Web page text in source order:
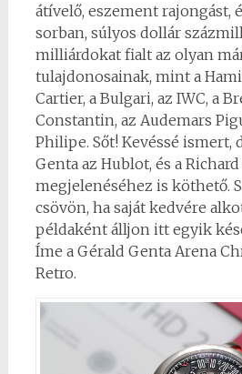
átívelő, eszement rajongást,
sorban, súlyos dollár
milliárdokat fialt az olyan
tulajdonosainak, mint a
Cartier, a Bulgari, az IWC, a
Constantin, az Audemars
Philipe. Sőt! Kevéssé ismert,
Genta az Hublot, és a
megjelenéséhez is köthető.
csövön, ha saját kedvére
példaként álljon itt egyik
Íme a Gérald Genta Arena
Retro.